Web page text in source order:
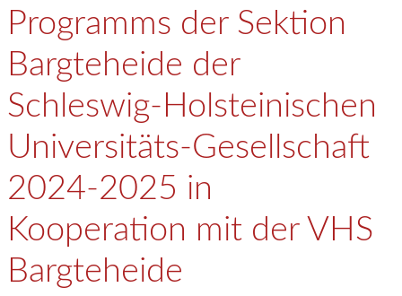
Programms der Sektion
Bargteheide der
Schleswig-Holsteinischen
Universitäts-Gesellschaft
2024-2025 in
Kooperation mit der VHS
Bargteheide